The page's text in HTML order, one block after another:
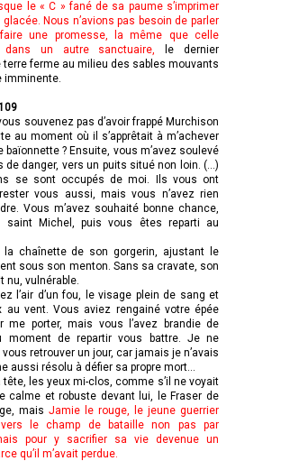
le « C » fané de sa paume s’imprimer
Nous n’avions pas besoin de parler
une promesse, la même que celle
dans un autre sanctuaire, le dernier
terre ferme au milieu des sables mouvants
imminente.
souvenez pas d’avoir frappé Murchison
au moment où il s’apprêtait à m’achever
baïonnette ? Ensuite, vous m’avez soulevé
de danger, vers un puits situé non loin. (…)
se sont occupés de moi. Ils vous ont
vous aussi, mais vous n’avez rien
Vous m’avez souhaité bonne chance,
saint Michel, puis vous êtes reparti au
la chaînette de son gorgerin, ajustant le
sous son menton. Sans sa cravate, son
nu, vulnérable.
l’air d’un fou, le visage plein de sang et
au vent. Vous aviez rengainé votre épée
me porter, mais vous l’avez brandie de
moment de repartir vous battre. Je ne
retrouver un jour, car jamais je n’avais
aussi résolu à défier sa propre mort…
les yeux mi-clos, comme s’il ne voyait
calme et robuste devant lui, le Fraser de
mais Jamie le rouge, le jeune guerrier
le champ de bataille non pas par
pour y sacrifier sa vie devenue un
qu’il m’avait perdue.